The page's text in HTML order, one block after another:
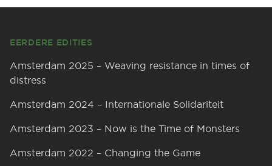
EERDERE EDITIES
Amsterdam 2025 – Weaving resistance in times of
distress
Amsterdam 2024 – Internationale Solidariteit
Amsterdam 2023 – Now is the Time of Monsters
Amsterdam 2022 – Changing the Game